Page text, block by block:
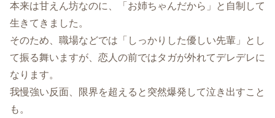
本来は甘えん坊なのに、「お姉ちゃんだから」と自制して
生きてきました。
そのため、職場などでは「しっかりした優しい先輩」とし
て振る舞いますが、恋人の前ではタガが外れてデレデレに
なります。
我慢強い反面、限界を超えると突然爆発して泣き出すこと
も。